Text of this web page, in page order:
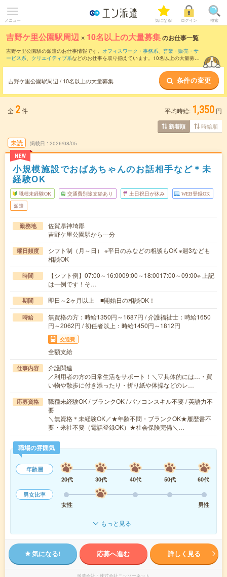
メニュー 気になる! ログイン 検索
吉野ケ里公園駅周辺 × 10名以上の大量募集のお仕事一覧
吉野ケ里公園駅の派遣のお仕事情報です。 オフィスワーク・事務系、 営業・販売・サ
ービス系、 クリエイティブ系などのお仕事を取り揃えています。10名以上の大量募集
吉野ケ里公園駅周辺 / 10名以上の大量募集 条件の変更
全 2件 平均時給: 1,350 円
新着順 時給順
未読
NEW
掲載日 2026/08/05
小規模施設でおばあちゃんのお話相手など＊未
経験OK
職種未経験OK 交通費別途支給あり 土日祝日が休み WEB登録OK
派遣
勤務地
佐賀県神埼郡
吉野ケ里公園駅から---分
曜日頻度
シフト制（月～日） ※平日のみなどの相談もOK ※週3なども
相談OK
時間
【シフト例】07:00～16:0009:00～18:0017:00～09:00※ 上記
は一例です！そ…
期間 即日～2ヶ月以上 ■開始日の相談OK！
時給
無資格の方：時給1350円～1687円 / 介護福祉士：時給1650
円～2062円 / 初任者以上：時給1450円～1812円
交通費
全額支給
仕事内容
介護関連
／利用者の方の日常生活をサポート！＼▽具体的には…・買
い物や散歩に付き添ったり・折り紙や体操などのレ…
応募資格
職種未経験OK / ブランクOK / パソコンスキル不要 / 英語力不
要
＼無資格＊未経験OK／★年齢不問・ブランクOK★履歴書不
要・来社不要（電話登録OK）★社会保険完備＼…
職場の雰囲気
年齢層
20代
30代 40代 50代
60代
男女比率
女性
男性
もっと見る
気になる! 応募へ進む 詳しく見る